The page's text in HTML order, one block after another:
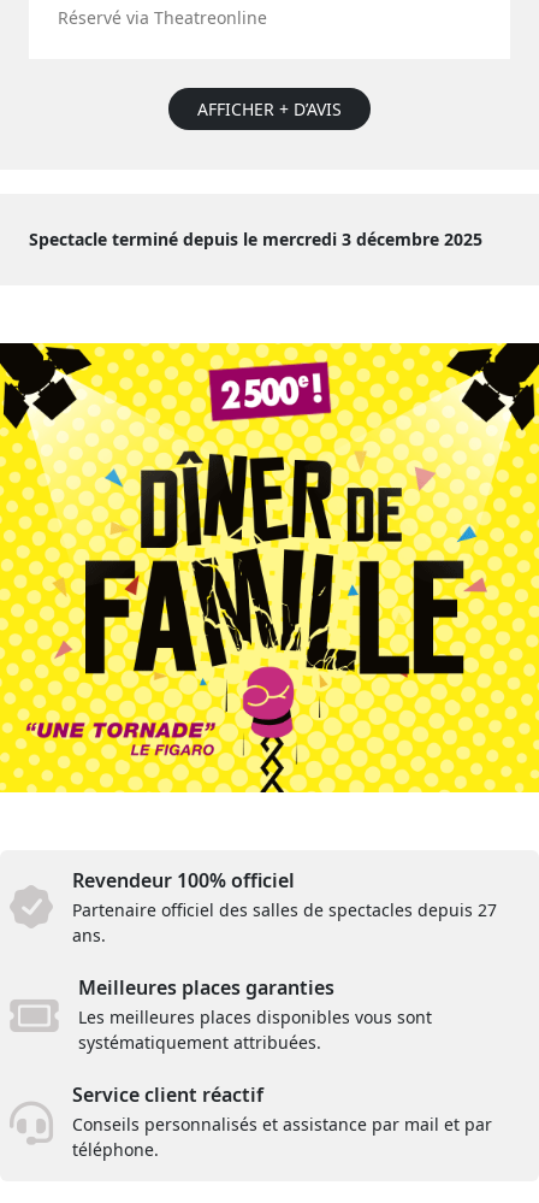
Réservé via Theatreonline
AFFICHER + D’AVIS
Spectacle terminé depuis le mercredi 3 décembre 2025
Revendeur 100% officiel
Partenaire officiel des salles de spectacles depuis 27
ans.
Meilleures places garanties
Les meilleures places disponibles vous sont
systématiquement attribuées.
Service client réactif
Conseils personnalisés et assistance par mail et par
téléphone.